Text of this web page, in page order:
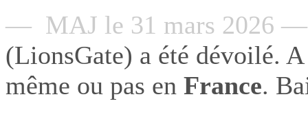
— MAJ le 31 mars 2026 —
(LionsGate) a été dévoilé.
même ou pas en France.